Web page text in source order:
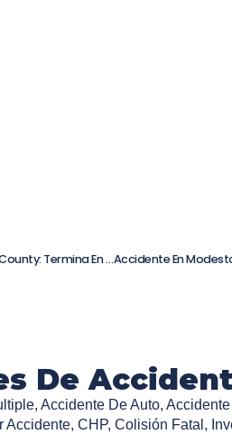
Persecución Policial En Riverside County: Termina En Fatal Accidente En La I-15
De
, Accidente De Auto,
Accidente, CHP, Colisión Fatal ,